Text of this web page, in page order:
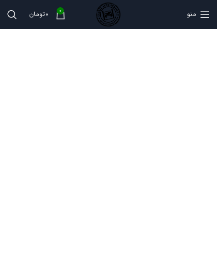
منو 0
0تومان